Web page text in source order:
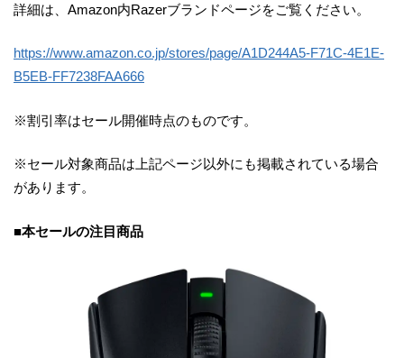
詳細は、Amazon内Razerブランドページをご覧ください。
https://www.amazon.co.jp/stores/page/A1D244A5-F71C-4E1E-
B5EB-FF7238FAA666
※割引率はセール開催時点のものです。
※セール対象商品は上記ページ以外にも掲載されている場合
があります。
■本セールの注目商品